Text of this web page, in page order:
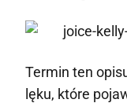
Termin ten
lęku, które